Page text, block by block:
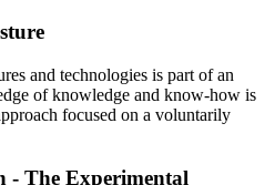
and technologies is part of an
of knowledge and know-how is
focused on a voluntarily
- The Experimental